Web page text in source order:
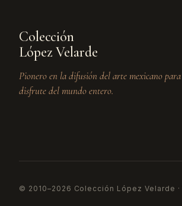
Colección
López Velarde
Pionero en la difusión del arte mexicano
disfrute del mundo entero.
© 2010–2026 Colección López Velarde